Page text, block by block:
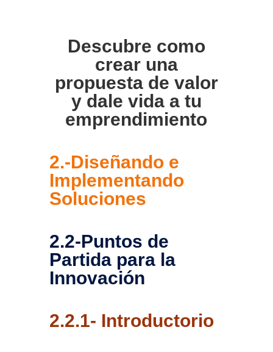
Descubre como
crear una
propuesta de valor
y dale vida a tu
emprendimiento
2.-Diseñando e
Implementando
Soluciones
2.2-Puntos de
Partida para la
Innovación
2.2.1- Introductorio